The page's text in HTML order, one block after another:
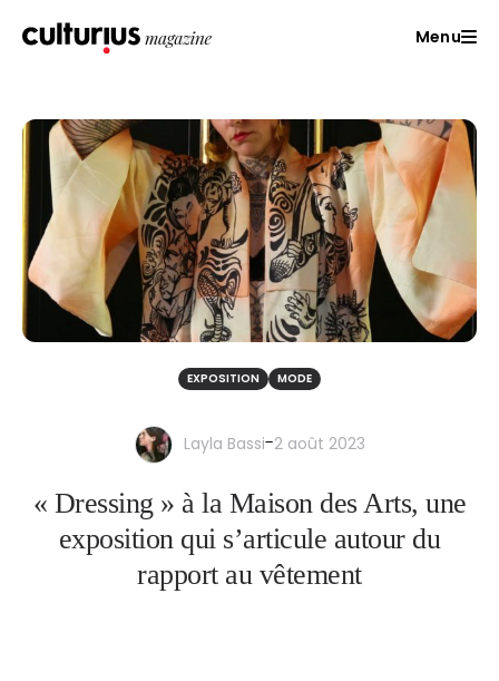
Menu
EXPOSITION MODE
Layla Bassi-2 août 2023
« Dressing » à la Maison des Arts, une
exposition qui s’articule autour du
rapport au vêtement